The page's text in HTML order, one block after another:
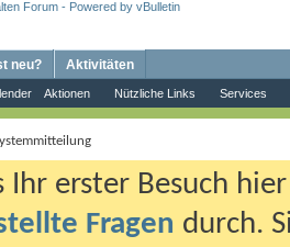
Aktionen Nützliche Links Services
neu? Aktivitäten
Ihr erster Besuch
Fragen durch.